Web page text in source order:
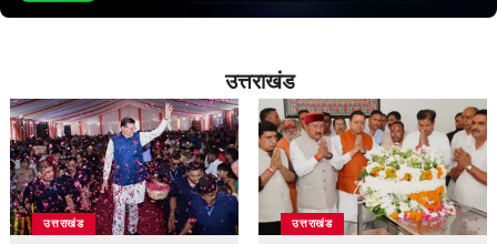
उत्तराखंड
उत्तराखंड उत्तराखंड